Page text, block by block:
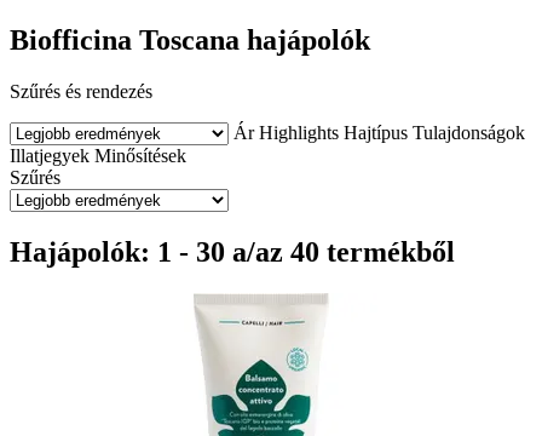
Biofficina Toscana hajápolók
Szűrés és rendezés
Ár Highlights Hajtípus Tulajdonságok
Illatjegyek Minősítések
Szűrés
Hajápolók: 1 - 30 a/az 40 termékből